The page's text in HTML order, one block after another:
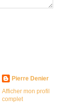
Pierre Denier
Afficher mon profil
complet